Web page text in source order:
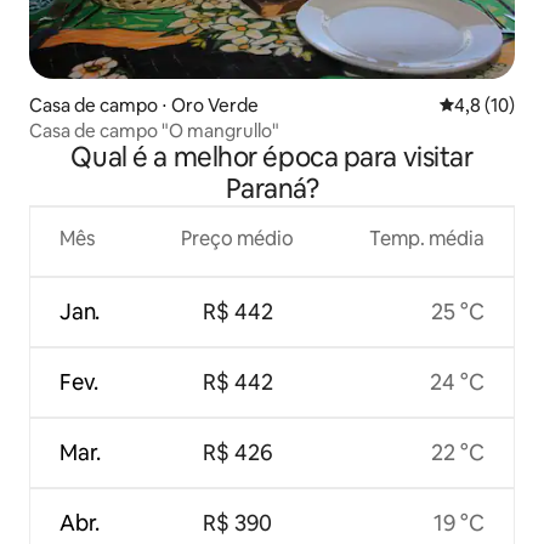
Casa de campo ⋅ Oro Verde 4,8 de uma
4,8 (10)
Casa de campo "O mangrullo"
Qual é a melhor época para visitar
Paraná?
Mês
Jan.
Fev.
Mar.
Abr.
Preço médio
R$ 442
R$ 442
R$ 426
R$ 390
Temp. média
25 °C
24 °C
22 °C
19 °C